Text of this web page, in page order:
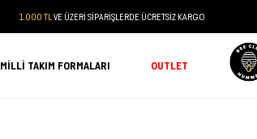
1.000 TL VE ÜZERİ SİPARİŞLERDE ÜCRETSİZ KARGO
MILLI TAKIM FORMALARI OUTLET